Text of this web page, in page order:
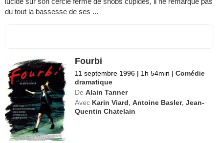
du tout la bassesse de ses ...
Fourbi
11 septembre 1996 | 1h 54min | Comédie
dramatique
De Alain Tanner
Avec Karin Viard ,Antoine Basler,Jean-
Quentin Chatelain